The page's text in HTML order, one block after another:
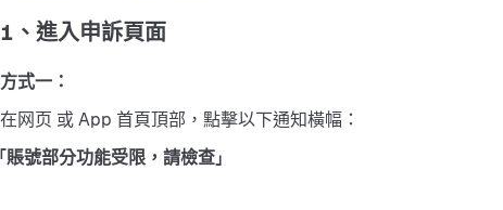
1、進入申訴頁面
方式一：
在网页 或 App 首頁頂部，點擊以下通知橫幅：
「賬號部分功能受限，請檢查」